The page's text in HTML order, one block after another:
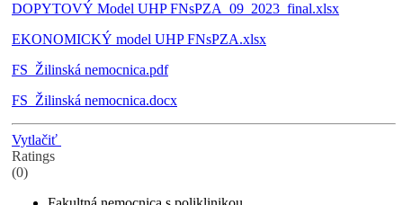
DOPYTOVÝ Model UHP FNsPZA_09_2023_final.xlsx
EKONOMICKÝ model UHP FNsPZA.xlsx
FS_Žilinská nemocnica.pdf
FS_Žilinská nemocnica.docx
Vytlačiť
Ratings
(0)